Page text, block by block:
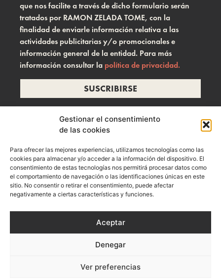
Gestionar el consentimiento
de las cookies
Para ofrecer las mejores experiencias, utilizamos tecnologías como las
cookies para almacenar y/o acceder a la información del dispositivo. El
consentimiento de estas tecnologías nos permitirá procesar datos como
el comportamiento de navegación o las identificaciones únicas en este
sitio. No consentir o retirar el consentimiento, puede afectar
negativamente a ciertas características y funciones.
Aceptar
Denegar
Ver preferencias
que nos facilite a través de dicho formulario serán
tratados por RAMON ZELADA TOME, con la
finalidad de enviarle información relativa a las
actividades publicitarias y/o promocionales e
información general de la entidad. Para más
información consultar la política de privacidad.
SUSCRIBIRSE
info@ramonzelada.com
instagram